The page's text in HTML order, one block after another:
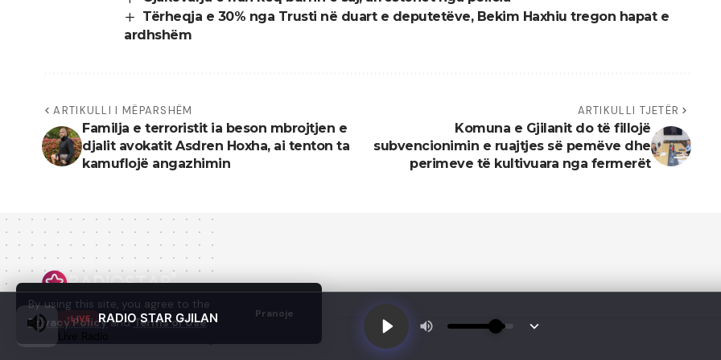
By using this site, you agree to the
Privacy PolicyandTerms of Use.
Pranoje
Tërheqja e 30% nga Trusti në duart e deputetëve, Bekim Haxhiu tregon hapat e
ardhshëm
ARTIKULLI I MËPARSHËM
Familja e terroristit ia beson mbrojtjen e
djalit avokatit Asdren Hoxha, ai tenton ta
kamuflojë angazhimin
ARTIKULLI TJETËR
Komuna e Gjilanit do të fillojë
subvencionimin e ruajtjes së pemëve dhe
perimeve të kultivuara nga fermerët
© 2022 - Domainterm.com - All Rights Reserved.
LIVE RADIO STAR GJILAN
Live Radio